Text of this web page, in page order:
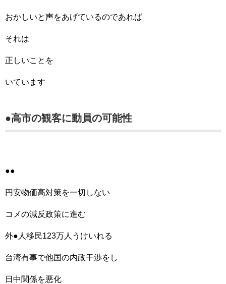
おかしいと声をあげているのであれば
それは
正しいことを
いています
●高市の観客に動員の可能性
●●
円安物価高対策を一切しない
コメの減反政策に進む
外●人移民123万人うけいれる
台湾有事で他国の内政干渉をし
日中関係を悪化